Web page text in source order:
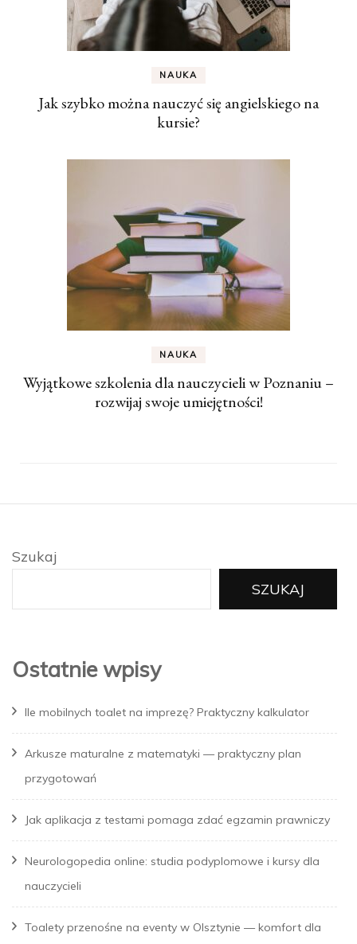
NAUKA
Jak szybko można nauczyć się angielskiego na
kursie?
NAUKA
Wyjątkowe szkolenia dla nauczycieli w Poznaniu –
rozwijaj swoje umiejętności!
Szukaj
SZUKAJ
Ostatnie wpisy
Ile mobilnych toalet na imprezę? Praktyczny kalkulator
Arkusze maturalne z matematyki — praktyczny plan
przygotowań
Jak aplikacja z testami pomaga zdać egzamin prawniczy
Neurologopedia online: studia podyplomowe i kursy dla
nauczycieli
Toalety przenośne na eventy w Olsztynie — komfort dla